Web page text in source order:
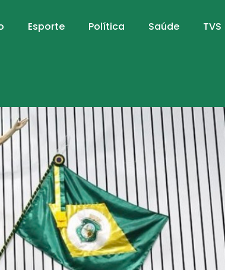
Esporte Política Saúde TVS